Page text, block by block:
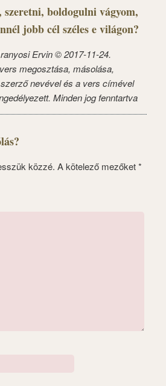
boldogulni vágyom,
jobb cél széles e világon?
Ervin © 2017-11-24.
megosztása, másolása,
nevével és a vers címével
Minden jog fenntartva
közzé. A kötelező mezőket*